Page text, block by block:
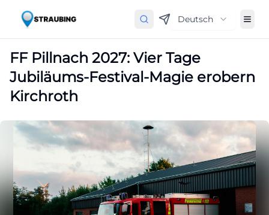
Deutsch
FF Pillnach 2027: Vier Tage
Jubiläums-Festival-Magie erobern
Kirchroth